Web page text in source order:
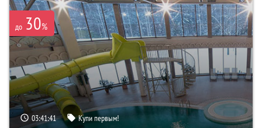
до 30%
03:41:39 Купи первым!